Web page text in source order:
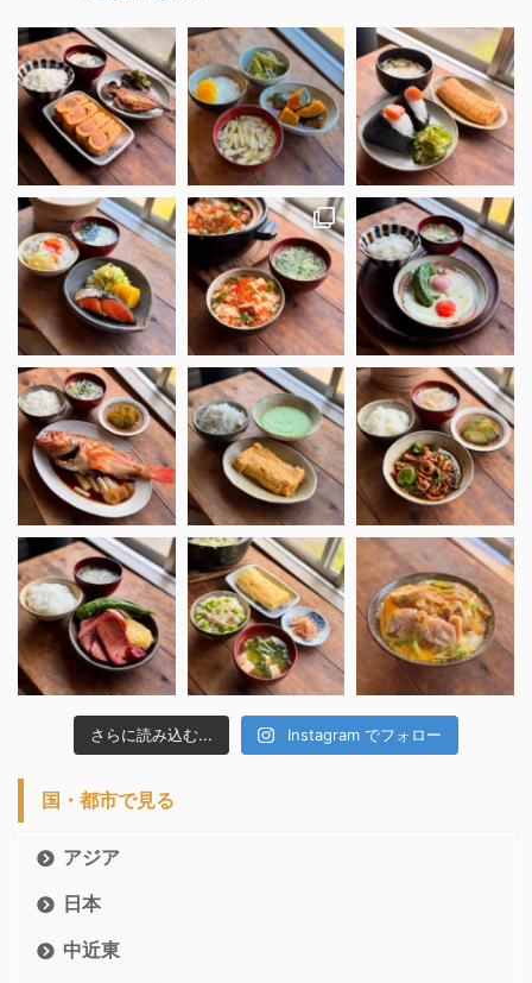
さらに読み込む... Instagram でフォロー
国・都市で見る
アジア
日本
中近東